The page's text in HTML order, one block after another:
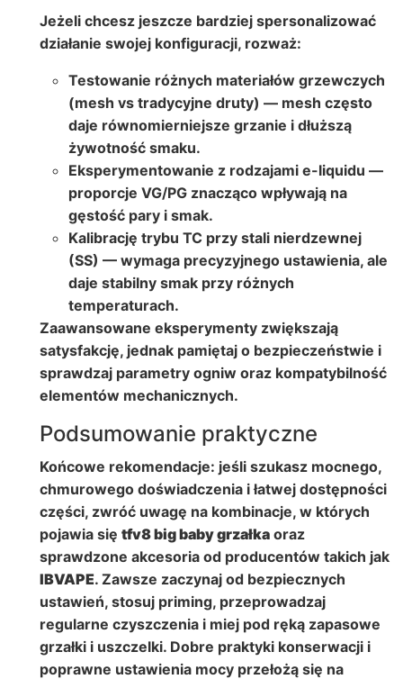
Jeżeli chcesz jeszcze bardziej spersonalizować
działanie swojej konfiguracji, rozważ:
Testowanie różnych materiałów grzewczych
(mesh vs tradycyjne druty) — mesh często
daje równomierniejsze grzanie i dłuższą
żywotność smaku.
Eksperymentowanie z rodzajami e-liquidu —
proporcje VG/PG znacząco wpływają na
gęstość pary i smak.
Kalibrację trybu TC przy stali nierdzewnej
(SS) — wymaga precyzyjnego ustawienia, ale
daje stabilny smak przy różnych
temperaturach.
Zaawansowane eksperymenty zwiększają
satysfakcję, jednak pamiętaj o bezpieczeństwie i
sprawdzaj parametry ogniw oraz kompatybilność
elementów mechanicznych.
Podsumowanie praktyczne
Końcowe rekomendacje: jeśli szukasz mocnego,
chmurowego doświadczenia i łatwej dostępności
części, zwróć uwagę na kombinacje, w których
pojawia się tfv8 big baby grzałka oraz
sprawdzone akcesoria od producentów takich jak
IBVAPE. Zawsze zaczynaj od bezpiecznych
ustawień, stosuj priming, przeprowadzaj
regularne czyszczenia i miej pod ręką zapasowe
grzałki i uszczelki. Dobre praktyki konserwacji i
poprawne ustawienia mocy przełożą się na